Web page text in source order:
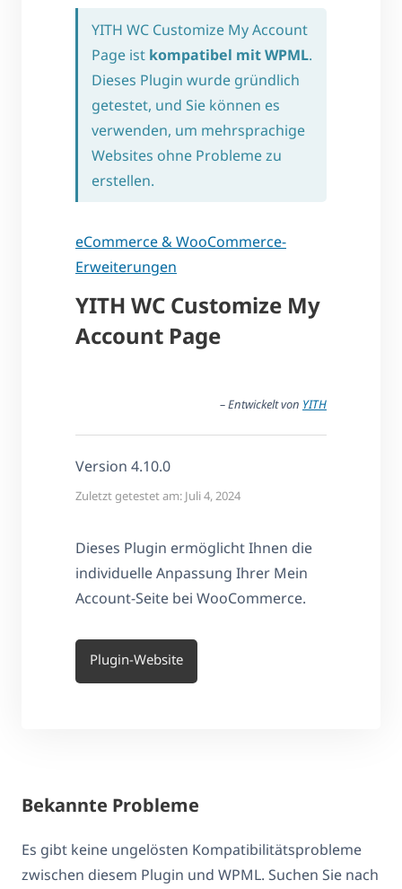
YITH WC Customize My Account
Page ist kompatibel mit WPML.
Dieses Plugin wurde gründlich
getestet, und Sie können es
verwenden, um mehrsprachige
Websites ohne Probleme zu
erstellen.
eCommerce & WooCommerce-
Erweiterungen
YITH WC Customize My
Account Page
– Entwickelt von YITH
Version 4.10.0
Zuletzt getestet am: Juli 4, 2024
Dieses Plugin ermöglicht Ihnen die
individuelle Anpassung Ihrer Mein
Account-Seite bei WooCommerce.
Plugin-Website
Bekannte Probleme
Es gibt keine ungelösten Kompatibilitätsprobleme
zwischen diesem Plugin und WPML. Suchen Sie nach